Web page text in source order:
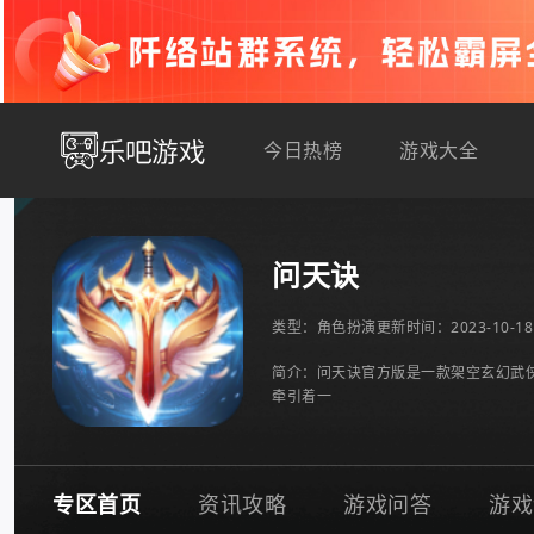
今日热榜 游戏大全
问天诀
类型： 角色扮演更新时间：2023-10-
简介：问天诀官方版是一款架空玄幻
牵引着一
专区首页 资讯攻略 游戏问答 游